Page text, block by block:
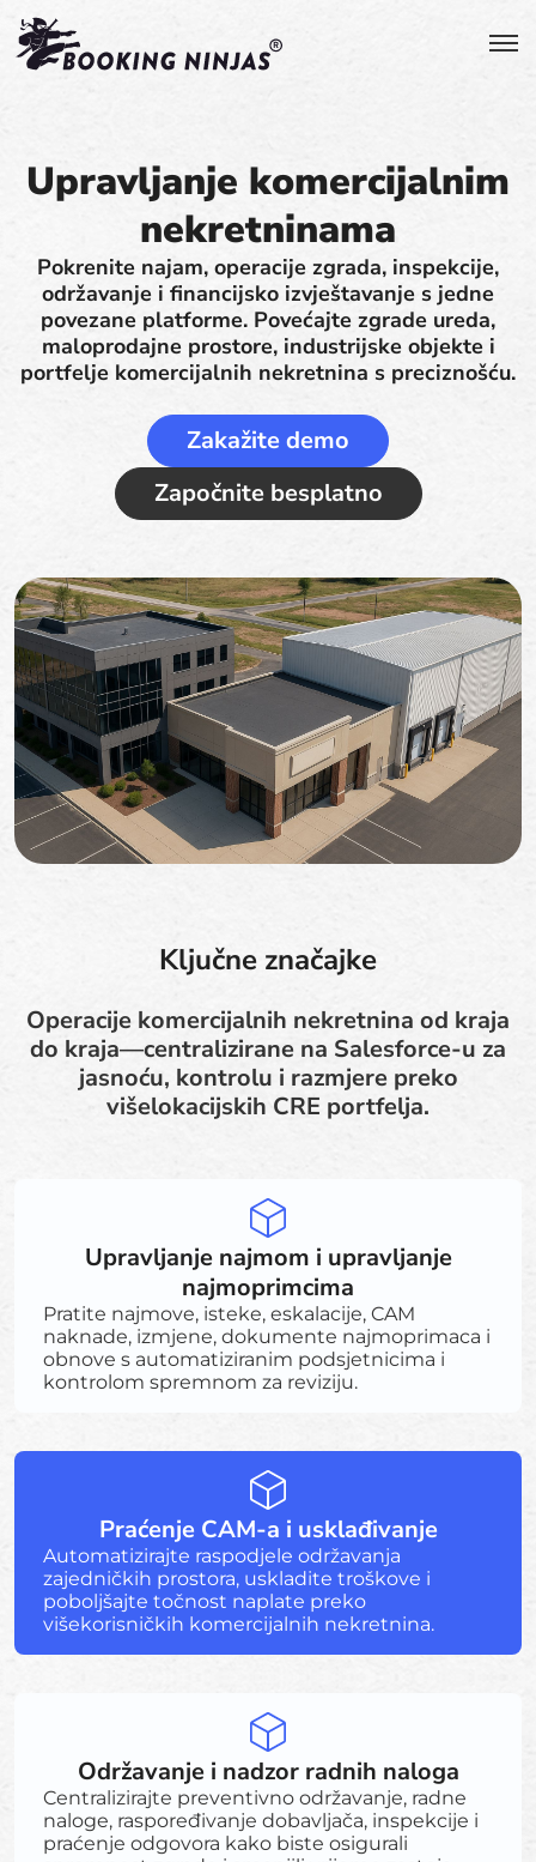
Upravljanje komercijalnim
nekretninama
Pokrenite najam, operacije zgrada, inspekcije,
održavanje i financijsko izvještavanje s jedne
povezane platforme. Povećajte zgrade ureda,
maloprodajne prostore, industrijske objekte i
portfelje komercijalnih nekretnina s preciznošću.
Zakažite demo
Započnite besplatno
Ključne značajke
Operacije komercijalnih nekretnina od kraja
do kraja—centralizirane na Salesforce-u za
jasnoću, kontrolu i razmjere preko
višelokacijskih CRE portfelja.
Upravljanje najmom i upravljanje
najmoprimcima
Pratite najmove, isteke, eskalacije, CAM
naknade, izmjene, dokumente najmoprimaca i
obnove s automatiziranim podsjetnicima i
kontrolom spremnom za reviziju.
Praćenje CAM-a i usklađivanje
Automatizirajte raspodjele održavanja
zajedničkih prostora, uskladite troškove i
poboljšajte točnost naplate preko
višekorisničkih komercijalnih nekretnina.
Održavanje i nadzor radnih naloga
Centralizirajte preventivno održavanje, radne
naloge, raspoređivanje dobavljača, inspekcije i
praćenje odgovora kako biste osigurali